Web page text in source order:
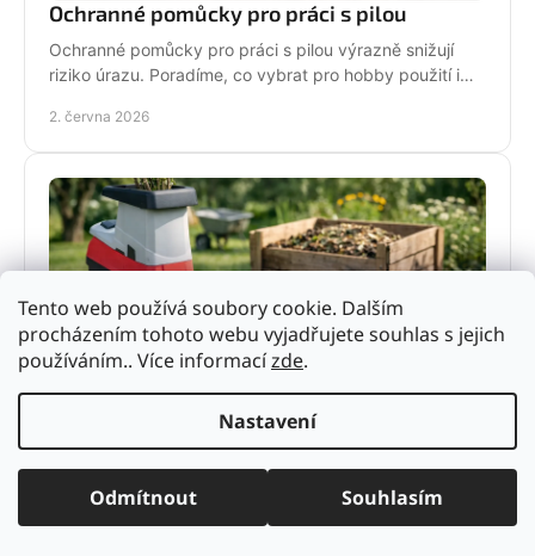
Tento web používá soubory cookie. Dalším
procházením tohoto webu vyjadřujete souhlas s jejich
používáním.. Více informacízde.
Nastavení
Odmítnout Souhlasím
Ochranné pomůcky pro práci s pilou
Ochranné pomůcky pro práci s pilou výrazně snižují
riziko úrazu. Poradíme, co vybrat pro hobby použití i
2. června 2026
kompostu. Poradíme, jak vybrat výkon, typ nožů a stroj
pro běžné i náročné použití.
1. června 2026